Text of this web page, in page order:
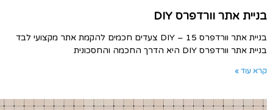
בניית אתר וורדפרס DIY
בניית אתר וורדפרס DIY – 15 צעדים חכמים להקמת אתר מקצועי לבד
בניית אתר וורדפרס DIY היא הדרך החכמה והחסכונית
קרא עוד »